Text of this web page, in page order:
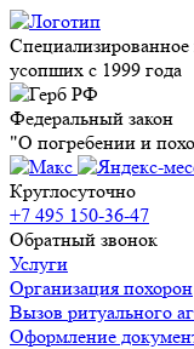
усопших с 1999 года
Федеральный закон
"О погребении и
Круглосуточно
+7 495 150-36-47
Обратный звонок
Услуги
Организация похорон
Вызов ритуального
Оформление